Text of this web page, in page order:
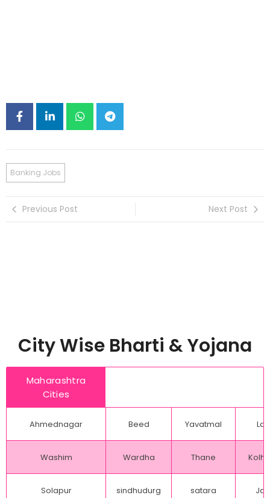
Banking Jobs
Previous Post Next Post
City Wise Bharti & Yojana
Maharashtra
Cities
Ahmednagar Beed Yavatmal
Washim Wardha Thane
Solapur sindhudurg satara